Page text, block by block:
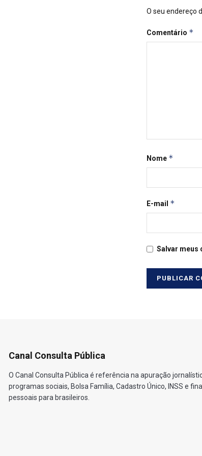
O seu endereço
Comentário *
Nome *
E-mail *
Salvar meus
Canal Consulta Pública
O Canal Consulta Pública é referência na apuração
programas sociais, Bolsa Família, Cadastro Único, INSS e
pessoais para brasileiros.